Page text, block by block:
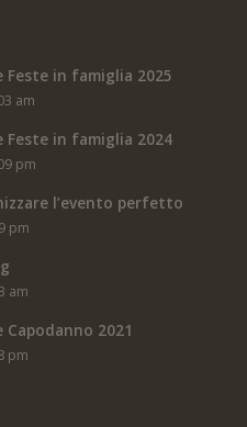
in famiglia 2025
am
Feste in famiglia 2024
pm
l’evento perfetto
pm
am
2021
pm